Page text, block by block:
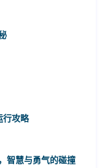
行攻略
智慧与勇气的碰撞